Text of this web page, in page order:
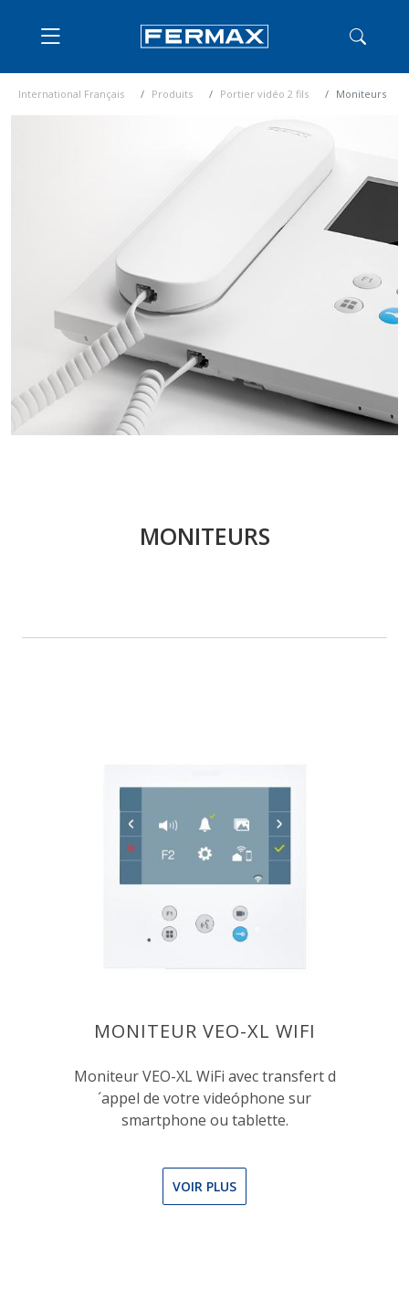
International Français Produits Portier vidéo 2 fils Moniteurs
MONITEURS
MONITEUR VEO-XL WIFI
Moniteur VEO-XL WiFi avec transfert d
´appel de votre videóphone sur
smartphone ou tablette.
VOIR PLUS